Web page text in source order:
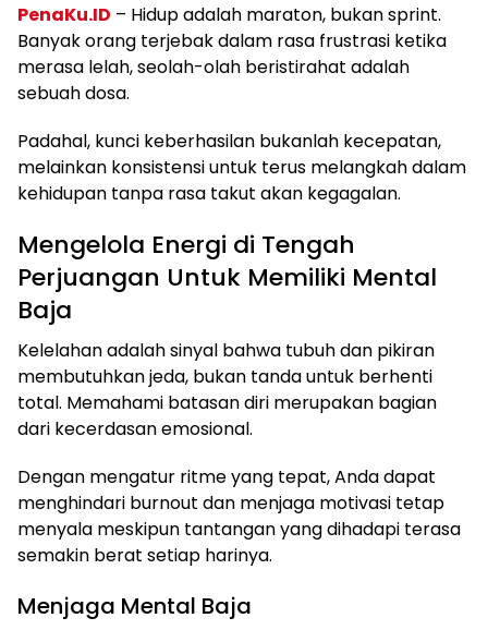
PenaKu.ID – Hidup adalah maraton, bukan sprint.
Banyak orang terjebak dalam rasa frustrasi ketika
merasa lelah, seolah-olah beristirahat adalah
sebuah dosa.
Padahal, kunci keberhasilan bukanlah kecepatan,
melainkan konsistensi untuk terus melangkah dalam
kehidupan tanpa rasa takut akan kegagalan.
Mengelola Energi di Tengah
Perjuangan Untuk Memiliki Mental
Baja
Kelelahan adalah sinyal bahwa tubuh dan pikiran
membutuhkan jeda, bukan tanda untuk berhenti
total. Memahami batasan diri merupakan bagian
dari kecerdasan emosional.
Dengan mengatur ritme yang tepat, Anda dapat
menghindari burnout dan menjaga motivasi tetap
menyala meskipun tantangan yang dihadapi terasa
semakin berat setiap harinya.
Menjaga Mental Baja